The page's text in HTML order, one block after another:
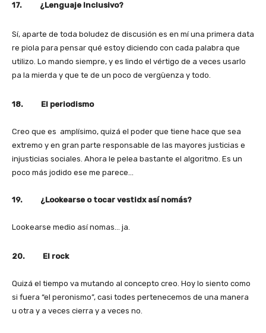
17. ¿Lenguaje Inclusivo?
Sí, aparte de toda boludez de discusión es en mí una primera data
re piola para pensar qué estoy diciendo con cada palabra que
utilizo. Lo mando siempre, y es lindo el vértigo de a veces usarlo
pa la mierda y que te de un poco de vergüenza y todo.
18. El periodismo
Creo que es amplísimo, quizá el poder que tiene hace que sea
extremo y en gran parte responsable de las mayores justicias e
injusticias sociales. Ahora le pelea bastante el algoritmo. Es un
poco más jodido ese me parece…
19. ¿Lookearse o tocar vestidx así nomás?
Lookearse medio así nomas… ja.
20. El rock
Quizá el tiempo va mutando al concepto creo. Hoy lo siento como
si fuera “el peronismo”, casi todes pertenecemos de una manera
u otra y a veces cierra y a veces no.